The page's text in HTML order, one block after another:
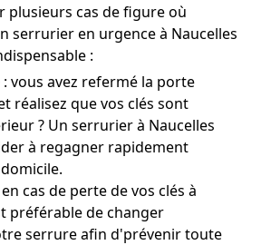
plusieurs cas de figure où
serrurier en urgence à Naucelles
:
: vous avez refermé la porte
réalisez que vos clés sont
? Un serrurier à Naucelles
à regagner rapidement
en cas de perte de vos clés à
préférable de changer
serrure afin d'prévenir toute